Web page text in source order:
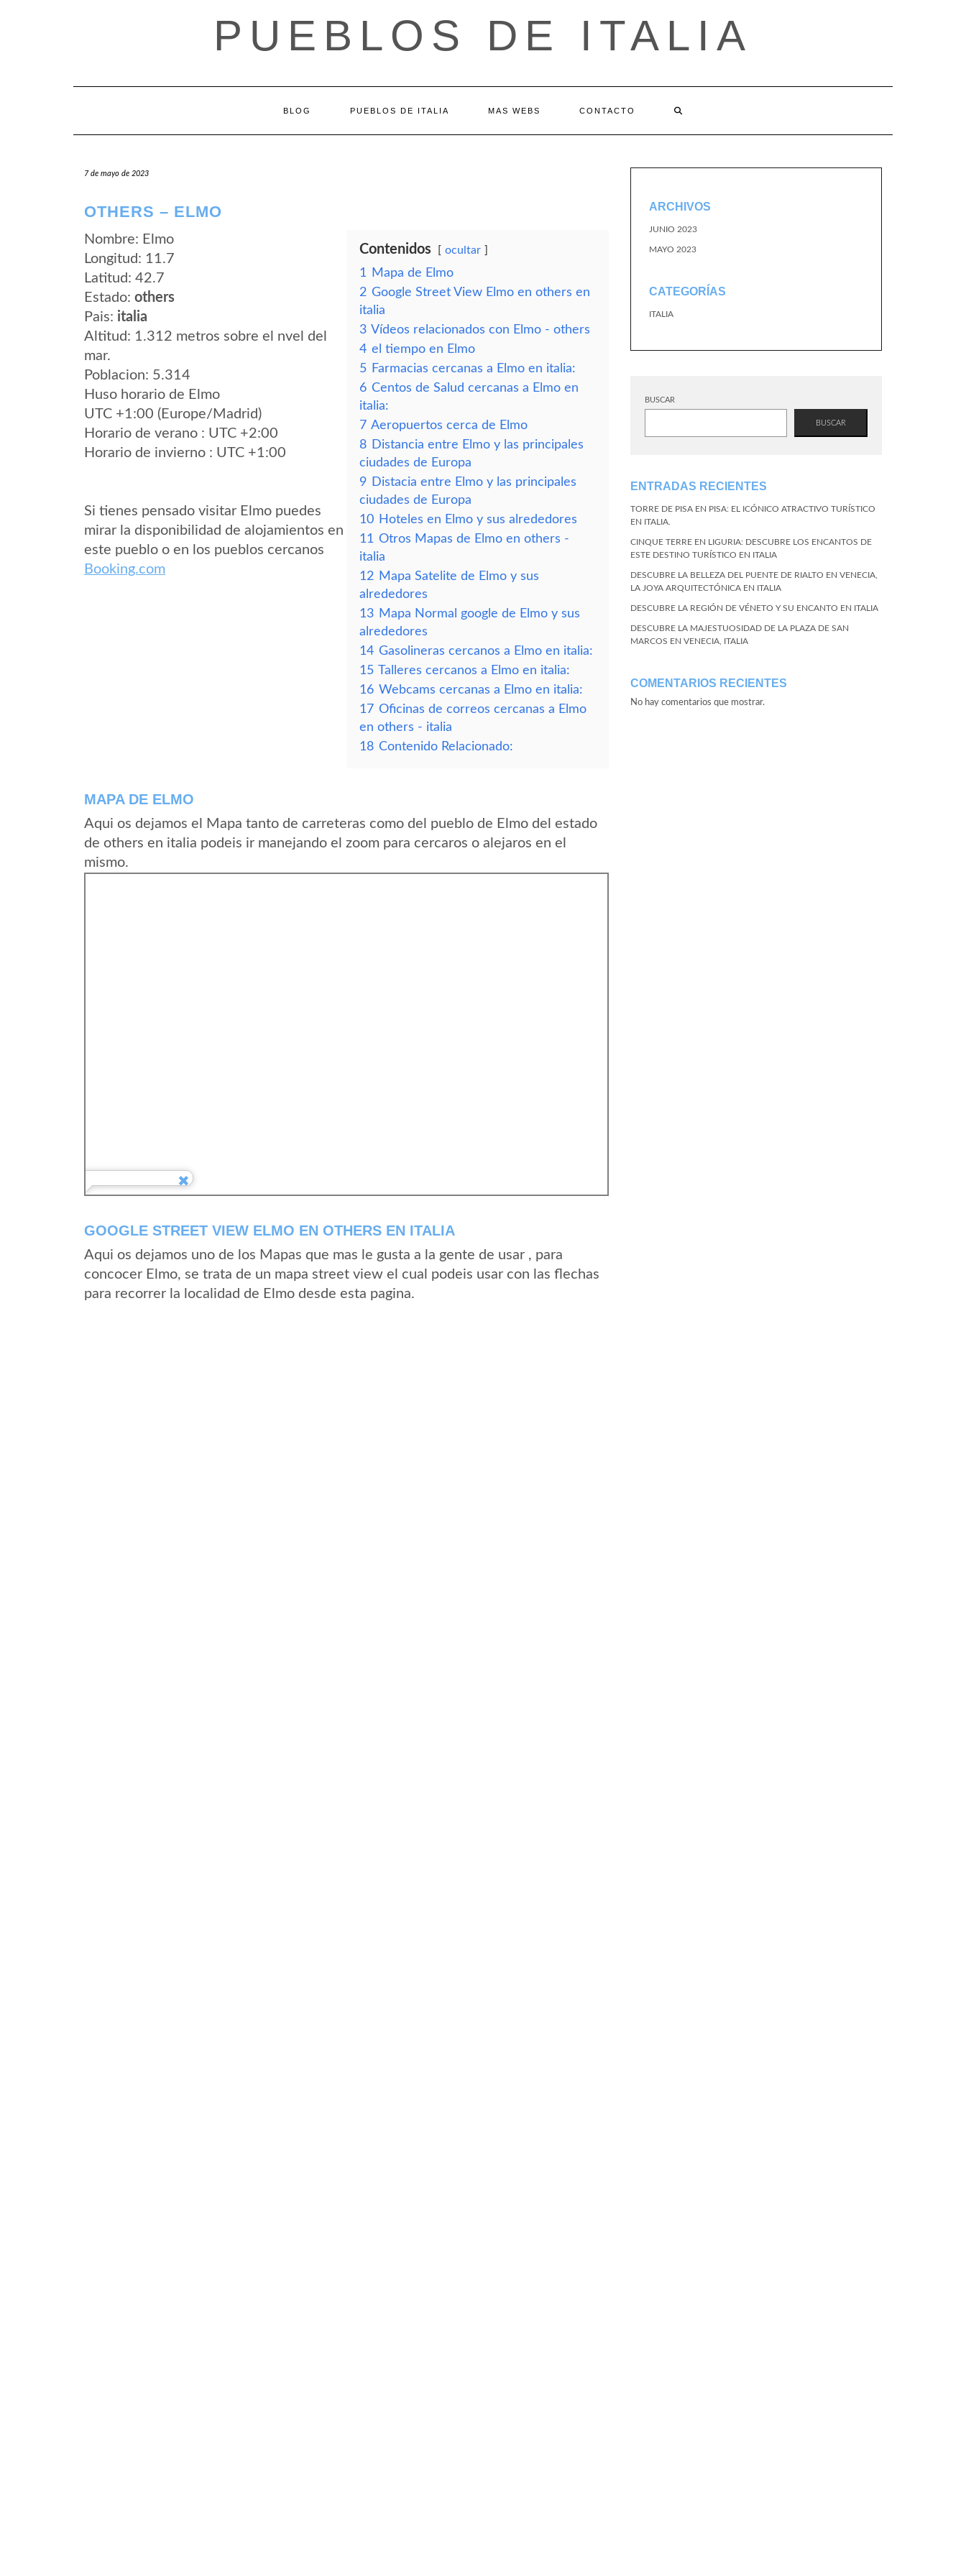
PUEBLOS DE ITALIA
BLOG PUEBLOS DE ITALIA MAS WEBS CONTACTO
7 de mayo de 2023
OTHERS – ELMO
Nombre: Elmo
Longitud: 11.7
Latitud: 42.7
Estado: others
Pais: italia
Altitud: 1.312 metros sobre el nvel del
mar.
Poblacion: 5.314
Huso horario de Elmo
UTC +1:00 (Europe/Madrid)
Horario de verano : UTC +2:00
Horario de invierno : UTC +1:00
Si tienes pensado visitar Elmo puedes
mirar la disponibilidad de alojamientos en
este pueblo o en los pueblos cercanos
Booking.com
Contenidos ocultar
1
Mapa de Elmo
2 Google Street View Elmo en others en
italia
3 Vídeos relacionados con Elmo - others
4 el tiempo en Elmo
5 Farmacias cercanas a Elmo en italia:
6 Centos de Salud cercanas a Elmo en
italia:
7 Aeropuertos cerca de Elmo
8 Distancia entre Elmo y las principales
ciudades de Europa
9 Distacia entre Elmo y las principales
ciudades de Europa
10 Hoteles en Elmo y sus alrededores
11 Otros Mapas de Elmo en others -
italia
12 Mapa Satelite de Elmo y sus
alrededores
13 Mapa Normal google de Elmo y sus
alrededores
14 Gasolineras cercanos a Elmo en italia:
15 Talleres cercanos a Elmo en italia:
16 Webcams cercanas a Elmo en italia:
17 Oficinas de correos cercanas a Elmo
en others - italia
18 Contenido Relacionado:
MAPA DE ELMO
Aqui os dejamos el Mapa tanto de carreteras como del pueblo de Elmo del estado
de others en italia podeis ir manejando el zoom para cercaros o alejaros en el
mismo.
GOOGLE STREET VIEW ELMO EN OTHERS EN ITALIA
Aqui os dejamos uno de los Mapas que mas le gusta a la gente de usar , para
concocer Elmo, se trata de un mapa street view el cual podeis usar con las flechas
para recorrer la localidad de Elmo desde esta pagina.
ARCHIVOS
JUNIO 2023
MAYO 2023
CATEGORÍAS
ITALIA
BUSCAR
BUSCAR
ENTRADAS RECIENTES
TORRE DE PISA EN PISA: EL ICÓNICO ATRACTIVO TURÍSTICO
EN ITALIA.
CINQUE TERRE EN LIGURIA: DESCUBRE LOS ENCANTOS DE
ESTE DESTINO TURÍSTICO EN ITALIA
DESCUBRE LA BELLEZA DEL PUENTE DE RIALTO EN VENECIA,
LA JOYA ARQUITECTÓNICA EN ITALIA
DESCUBRE LA REGIÓN DE VÉNETO Y SU ENCANTO EN ITALIA
DESCUBRE LA MAJESTUOSIDAD DE LA PLAZA DE SAN
MARCOS EN VENECIA, ITALIA
COMENTARIOS RECIENTES
No hay comentarios que mostrar.